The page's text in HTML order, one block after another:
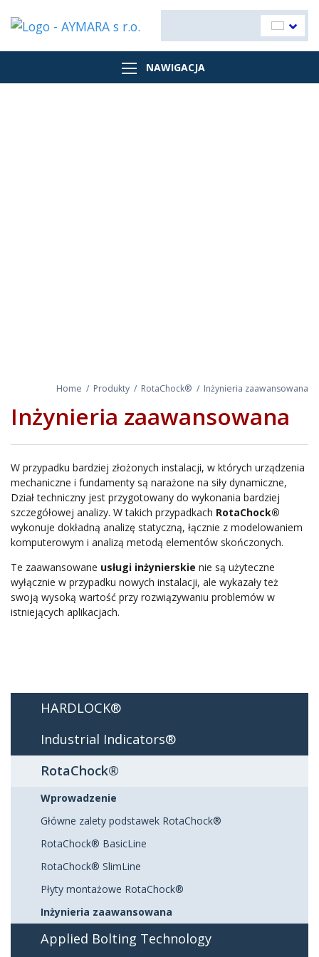
NAWIGACJA
Home / Produkty / RotaChock® / Inżynieria zaawansowana
Inżynieria zaawansowana
W przypadku bardziej złożonych instalacji, w których urządzenia
mechaniczne i fundamenty są narażone na siły dynamiczne,
Dział techniczny jest przygotowany do wykonania bardziej
szczegółowej analizy. W takich przypadkach RotaChock®
wykonuje dokładną analizę statyczną, łącznie z modelowaniem
komputerowym i analizą metodą elementów skończonych.
Te zaawansowane usługi inżynierskie nie są użyteczne
wyłącznie w przypadku nowych instalacji, ale wykazały też
swoją wysoką wartość przy rozwiązywaniu problemów w
istniejących aplikacjach.
HARDLOCK®
Industrial Indicators®
RotaChock®
Wprowadzenie
Główne zalety podstawek RotaChock®
RotaChock® BasicLine
RotaChock® SlimLine
Płyty montażowe RotaChock®
Inżynieria zaawansowana
Applied Bolting Technology